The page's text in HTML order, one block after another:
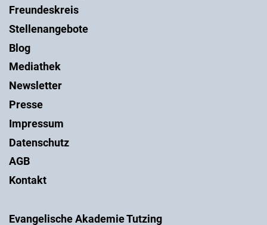
Evangelische Akademie Tutzing
Freundeskreis
Stellenangebote
Blog
Mediathek
Newsletter
Presse
Impressum
Datenschutz
AGB
Kontakt